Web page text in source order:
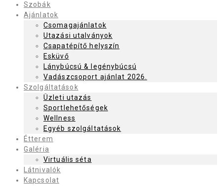
Szobák
Ajánlatok
Csomagajánlatok
Utazási utalványok
Csapatépítő helyszín
Esküvő
Lánybúcsú & legénybúcsú
Vadászcsoport ajánlat 2026.
Szolgáltatások
Üzleti utazás
Sportlehetőségek
Wellness
Egyéb szolgáltatások
Étterem
Galéria
Virtuális séta
Látnivalók
Kapcsolat